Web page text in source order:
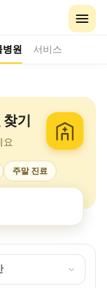
병원 서비스
찾기
요
주말 진료